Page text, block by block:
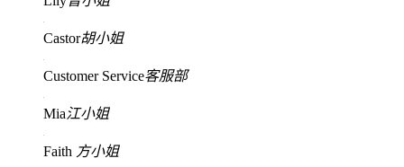
Castor胡小姐
Customer Service客服部
Mia江小姐
Faith 方小姐